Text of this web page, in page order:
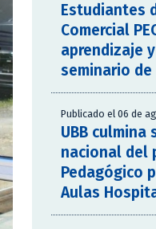
Estudiantes
Comercial
aprendizaje
seminario
Publicado el 06 de
UBB culmina
nacional del
Pedagógico
Aulas